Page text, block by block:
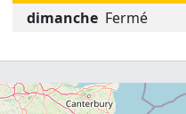
dimanche Fermé